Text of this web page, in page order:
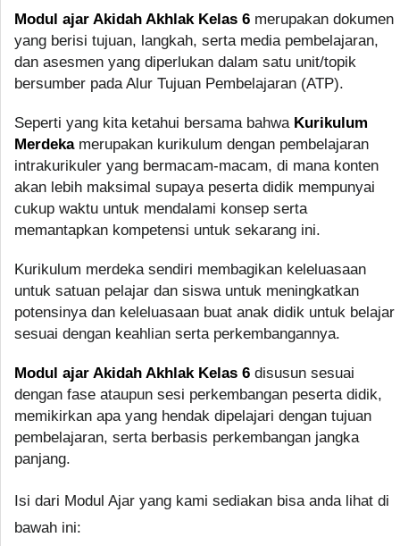
Modul ajar Akidah Akhlak Kelas 6 merupakan dokumen
yang berisi tujuan, langkah, serta media pembelajaran,
dan asesmen yang diperlukan dalam satu unit/topik
bersumber pada Alur Tujuan Pembelajaran (ATP).
Seperti yang kita ketahui bersama bahwa Kurikulum
Merdekamerupakan kurikulum dengan pembelajaran
intrakurikuler yang bermacam-macam, di mana konten
akan lebih maksimal supaya peserta didik mempunyai
cukup waktu untuk mendalami konsep serta
memantapkan kompetensi untuk sekarang ini.
Kurikulum merdeka sendiri membagikan keleluasaan
untuk satuan pelajar dan siswa untuk meningkatkan
potensinya dan keleluasaan buat anak didik untuk belajar
sesuai dengan keahlian serta perkembangannya.
Modul ajar Akidah Akhlak Kelas 6 disusun sesuai
dengan fase ataupun sesi perkembangan peserta didik,
memikirkan apa yang hendak dipelajari dengan tujuan
pembelajaran, serta berbasis perkembangan jangka
panjang.
Isi dari Modul Ajar yang kami sediakan bisa anda lihat di
bawah ini: